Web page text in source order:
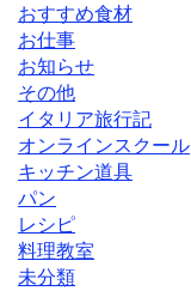
おすすめ食材
お仕事
お知らせ
その他
イタリア旅行記
オンラインスクール
キッチン道具
パン
レシピ
料理教室
未分類